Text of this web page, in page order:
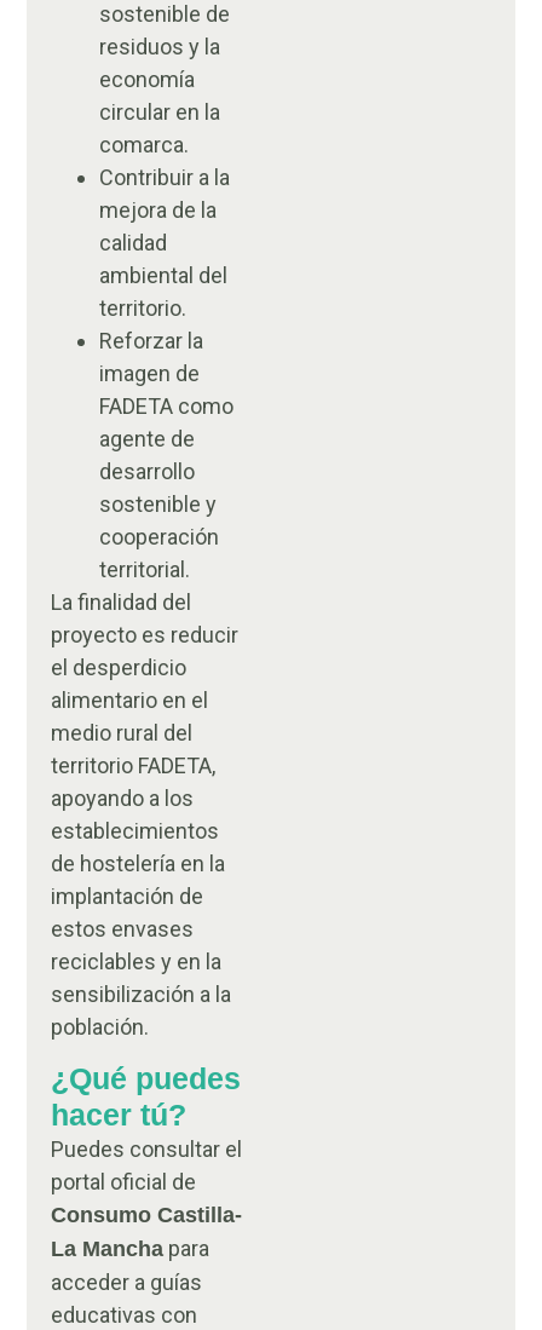
sostenible de
residuos y la
economía
circular en la
comarca.
Contribuir a la
mejora de la
calidad
ambiental del
territorio.
Reforzar la
imagen de
FADETA como
agente de
desarrollo
sostenible y
cooperación
territorial.
La finalidad del
proyecto es reducir
el desperdicio
alimentario en el
medio rural del
territorio FADETA,
apoyando a los
establecimientos
de hostelería en la
implantación de
estos envases
reciclables y en la
sensibilización a la
población.
¿Qué puedes
hacer tú?
Puedes consultar el
portal oficial de
Consumo Castilla-
La Mancha para
acceder a guías
educativas con